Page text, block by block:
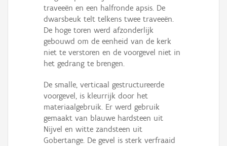
traveeën en een halfronde apsis. De
dwarsbeuk telt telkens twee traveeën.
De hoge toren werd afzonderlijk
gebouwd om de eenheid van de kerk
niet te verstoren en de voorgevel niet in
het gedrang te brengen.
De smalle, verticaal gestructureerde
voorgevel, is kleurrijk door het
materiaalgebruik. Er werd gebruik
gemaakt van blauwe hardsteen uit
Nijvel en witte zandsteen uit
Gobertange. De gevel is sterk verfraaid